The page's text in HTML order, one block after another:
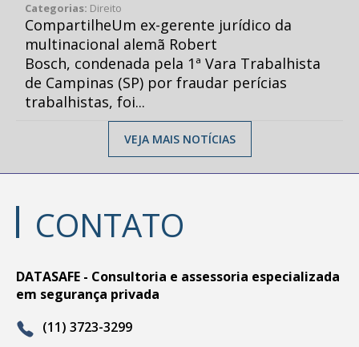
Categorias: Direito
CompartilheUm ex-gerente jurídico da
multinacional alemã Robert
Bosch, condenada pela 1ª Vara Trabalhista
de Campinas (SP) por fraudar perícias
trabalhistas, foi...
VEJA MAIS NOTÍCIAS
CONTATO
DATASAFE - Consultoria e assessoria especializada
em segurança privada
(11) 3723-3299